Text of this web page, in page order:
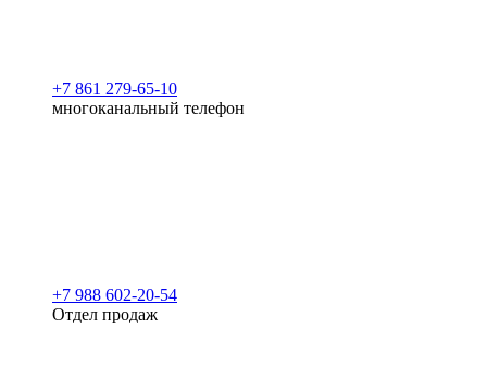
+7 861 279-65-10
многоканальный телефон
+7 988 602-20-54
Отдел продаж